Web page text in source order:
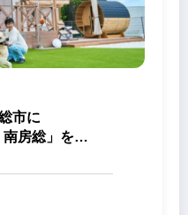
市に
房総」を開